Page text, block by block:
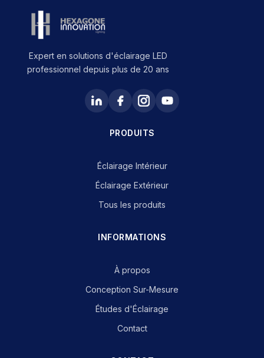
Expert en solutions d'éclairage LED
professionnel depuis plus de 20 ans
PRODUITS
Éclairage Intérieur
Éclairage Extérieur
Tous les produits
INFORMATIONS
À propos
Conception Sur-Mesure
Études d'Éclairage
Contact